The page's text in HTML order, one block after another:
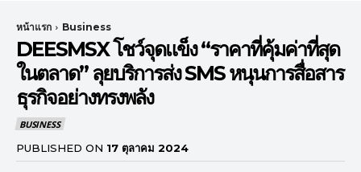
หน้าแรก Business
DEESMSX โชว์จุดแข็ง “ราคาที่คุ้มค่าที่สุด
ในตลาด” ลุยบริการส่ง SMS หนุนการสื่อสาร
ธุรกิจอย่างทรงพลัง
BUSINESS
PUBLISHED ON 17 ตุลาคม 2024